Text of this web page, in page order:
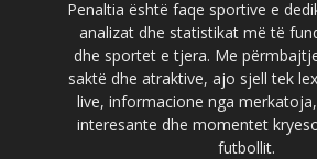
Penaltia është faqe sportive e
analizat dhe statistikat më të
dhe sportet e tjera. Me
saktë dhe atraktive, ajo sjell tek
live, informacione nga
interesante dhe momentet
futbollit.